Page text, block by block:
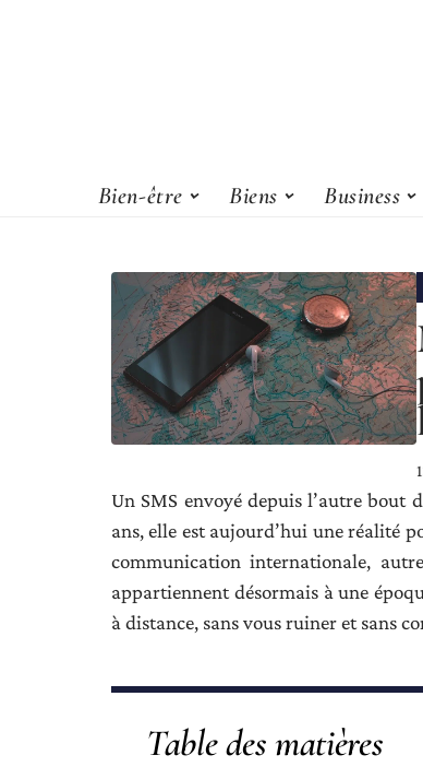
Bien-être Biens Business
Un SMS envoyé depuis l’autre
ans, elle est aujourd’hui une réalité
communication internationale,
appartiennent désormais à une
à distance, sans vous ruiner et sans
Table des matières